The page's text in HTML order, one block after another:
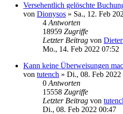
Versehentlich gelöschte
von Dionysos » Sa., 12. Feb
4 Antworten
18959 Zugriffe
Letzter Beitrag von
Mo., 14. Feb 2022 07:52
Kann keine Überweisungen
von tutench » Di., 08. Feb 2022
0 Antworten
15558 Zugriffe
Letzter Beitrag von
Di., 08. Feb 2022 00:47